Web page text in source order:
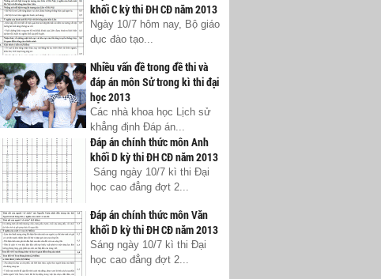
khối C kỳ thi ĐH CĐ năm 2013
Ngày 10/7 hôm nay, Bộ giáo
dục đào tạo...
Nhiều vấn đề trong đề thi và
đáp án môn Sử trong kì thi đại
học 2013
Các nhà khoa học Lịch sử
khẳng định Đáp án...
Đáp án chính thức môn Anh
khối D kỳ thi ĐH CĐ năm 2013
Sáng ngày 10/7 kì thi Đại
học cao đẳng đợt 2...
Đáp án chính thức môn Văn
khối D kỳ thi ĐH CĐ năm 2013
Sáng ngày 10/7 kì thi Đại
học cao đẳng đợt 2...